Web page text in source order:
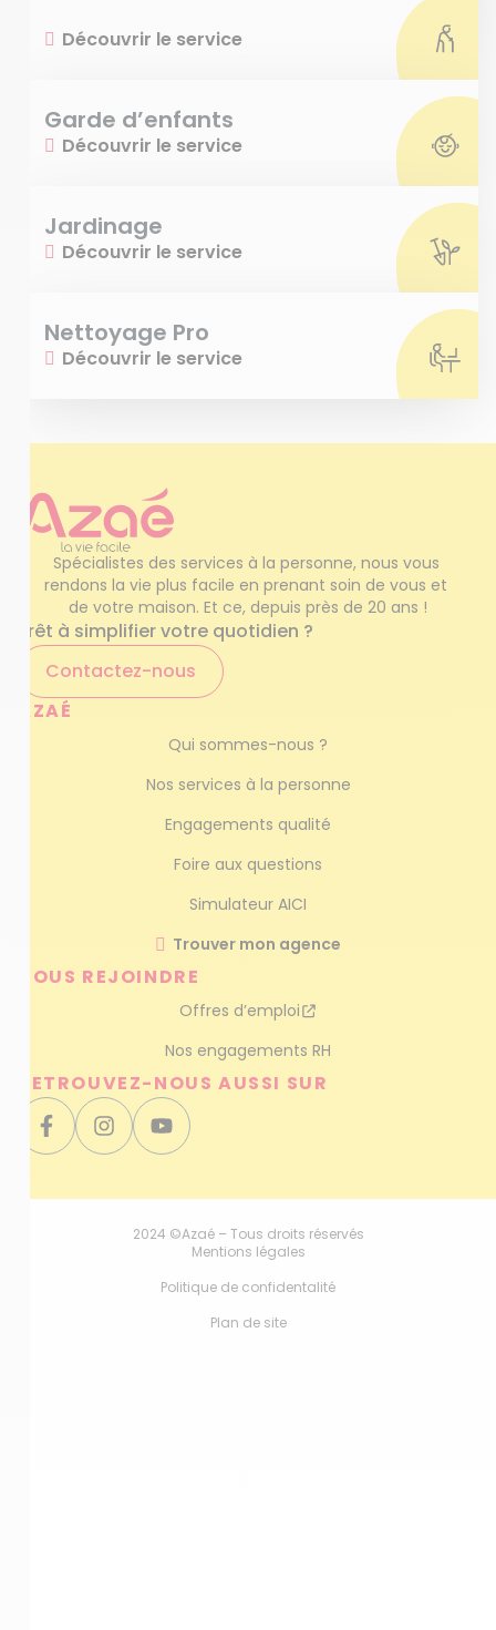
Découvrir le service
Garde d’enfants
Découvrir le service
Jardinage
Découvrir le service
Nettoyage Pro
Découvrir le service
Spécialistes des services à la personne, nous vous
rendons la vie plus facile en prenant soin de vous et
de votre maison. Et ce, depuis près de 20 ans !
Prêt à simplifier votre quotidien ?
Contactez-nous
AZAÉ
Qui sommes-nous ?
Nos services à la personne
Engagements qualité
Foire aux questions
Simulateur AICI
Trouver mon agence
NOUS REJOINDRE
Offres d’emploi
Nos engagements RH
RETROUVEZ-NOUS AUSSI SUR
2024 ©Azaé – Tous droits réservés
Mentions légales
Politique de confidentalité
Plan de site